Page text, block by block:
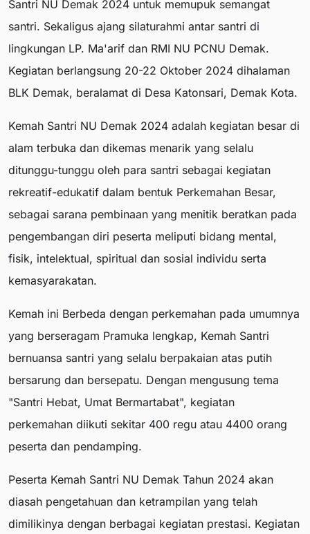
Santri NU Demak 2024 untuk memupuk semangat
santri. Sekaligus ajang silaturahmi antar santri di
lingkungan LP. Ma'arif dan RMI NU PCNU Demak.
Kegiatan berlangsung 20-22 Oktober 2024 dihalaman
BLK Demak, beralamat di Desa Katonsari, Demak Kota.
Kemah Santri NU Demak 2024 adalah kegiatan besar di
alam terbuka dan dikemas menarik yang selalu
ditunggu-tunggu oleh para santri sebagai kegiatan
rekreatif-edukatif dalam bentuk Perkemahan Besar,
sebagai sarana pembinaan yang menitik beratkan pada
pengembangan diri peserta meliputi bidang mental,
fisik, intelektual, spiritual dan sosial individu serta
kemasyarakatan.
Kemah ini Berbeda dengan perkemahan pada umumnya
yang berseragam Pramuka lengkap, Kemah Santri
bernuansa santri yang selalu berpakaian atas putih
bersarung dan bersepatu. Dengan mengusung tema
"Santri Hebat, Umat Bermartabat", kegiatan
perkemahan diikuti sekitar 400 regu atau 4400 orang
peserta dan pendamping.
Peserta Kemah Santri NU Demak Tahun 2024 akan
diasah pengetahuan dan ketrampilan yang telah
dimilikinya dengan berbagai kegiatan prestasi. Kegiatan